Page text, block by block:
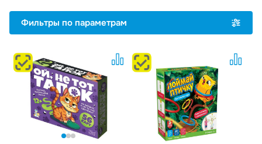
Фильтры по параметрам